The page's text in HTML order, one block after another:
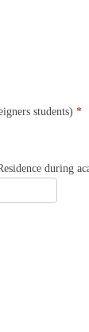
students) *
during